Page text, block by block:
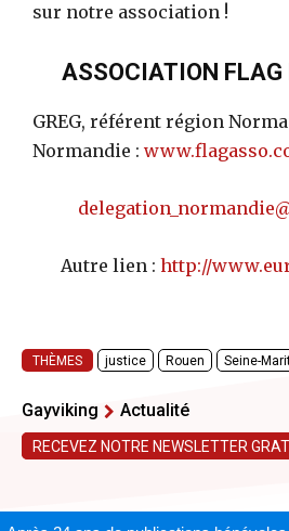
sur notre association !
ASSOCIATION FLAG
GREG, référent région
Normandie :
Autre lien : http://
THÈMES justice Rouen Seine-
Gayviking Actualité
RECEVEZ NOTRE NEWSLETTER